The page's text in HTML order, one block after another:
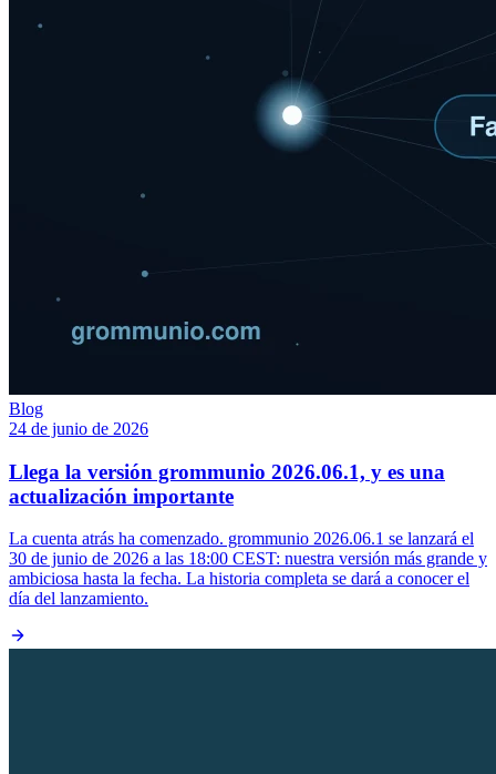
Blog
24 de junio de 2026
Llega la versión grommunio 2026.06.1, y es una
actualización importante
La cuenta atrás ha comenzado. grommunio 2026.06.1 se lanzará el
30 de junio de 2026 a las 18:00 CEST: nuestra versión más grande y
ambiciosa hasta la fecha. La historia completa se dará a conocer el
día del lanzamiento.